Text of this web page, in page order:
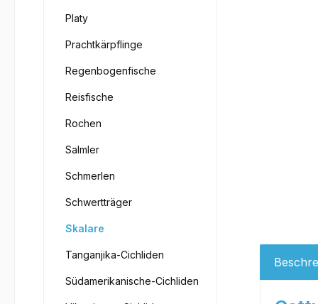
Platy
Prachtkärpflinge
Regenbogenfische
Reisfische
Rochen
Salmler
Schmerlen
Schwertträger
Skalare
Tanganjika-Cichliden
Südamerikanische-Cichliden